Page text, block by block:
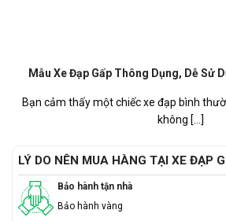
Mẫu Xe Đạp Gấp Thông Dụng, Dễ Sử
Bạn cảm thấy một chiếc xe đạp bình
không [...]
LÝ DO NÊN MUA HÀNG TẠI XE ĐẠP
Bảo hành tận nhà
Bảo hành vàng